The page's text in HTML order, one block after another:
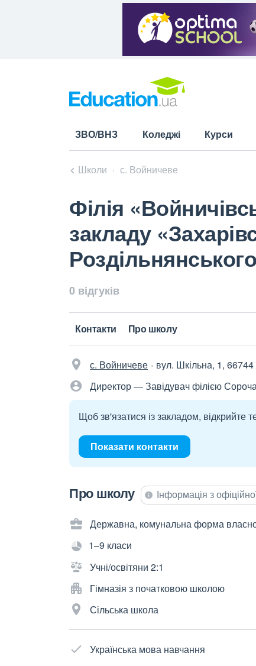
ЗВО/ВНЗ Коледжі Курси
Школи с. Войничеве
Філія
закладу
0 відгуків
Контакти Про школу
с. Войничеве вул. Шкільна, 1, 66744
Директор — Завідувач філією
Щоб зв'язатися із закладом, відкрийте
Показати контакти
Про школу Інформація з
Державна, комунальна форма
1–9 класи
Учні/освітяни 2:1
Гімназія з початковою школою
Сільська школа
Українська мова навчання